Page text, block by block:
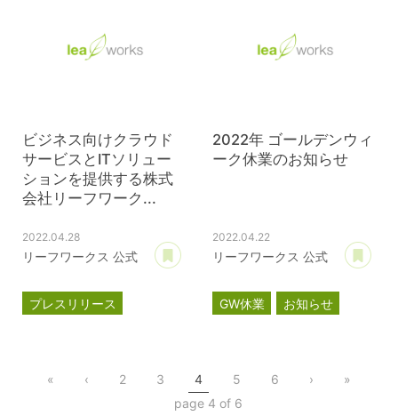
ビジネス向けクラウド
サービスとITソリュー
ションを提供する株式
会社リーフワーク...
2022.04.28
リーフワークス 公式
あとで読む
プレスリリース
2022年 ゴールデンウィ
ーク休業のお知らせ
2022.04.22
リーフワークス 公式
GW休業 お知らせ
« ‹ 2 3 4 5 6 ›
»
page 4 of 6